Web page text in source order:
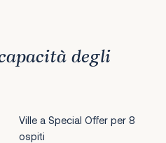
degli
Ville a Special Offer per 8
ospiti